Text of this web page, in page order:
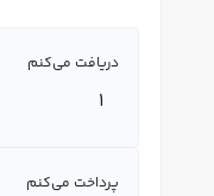
دریافت می‌کنم
پرداخت می‌کنم